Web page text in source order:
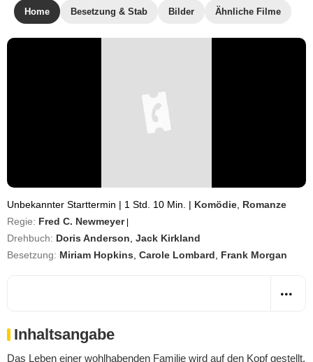
Home Besetzung & Stab Bilder Ähnliche Filme
Unbekannter Starttermin | 1 Std. 10 Min. | Komödie Romanze
Regie: Fred C. Newmeyer
Drehbuch: Doris Anderson Jack Kirkland
Besetzung: Miriam Hopkins Carole Lombard Frank Morgan
Inhaltsangabe
Das Leben einer wohlhabenden Familie wird auf den Kopf gestellt,